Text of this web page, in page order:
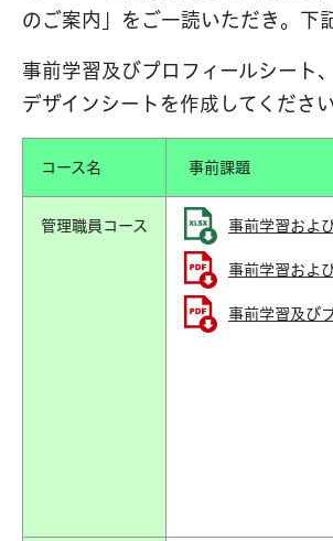
のご案内」をご一読いただき。下
事前学習及びプロフィールシート
デザインシートを作成してください
コース名 事
管理職員コース 事前学習およ
事前学習およ
事前学習及び